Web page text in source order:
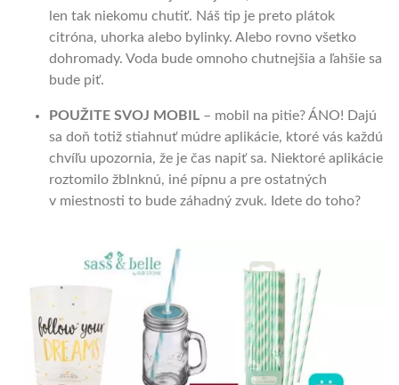
len tak niekomu chutiť. Náš tip je preto plátok
citróna, uhorka alebo bylinky. Alebo rovno všetko
dohromady. Voda bude omnoho chutnejšia a ľahšie sa
bude piť.
POUŽITE SVOJ MOBIL – mobil na pitie? ÁNO! Dajú
sa doň totiž stiahnuť múdre aplikácie, ktoré vás každú
chvíľu upozornia, že je čas napiť sa. Niektoré aplikácie
roztomilo žblnknú, iné pípnu a pre ostatných
v miestnosti to bude záhadný zvuk. Idete do toho?